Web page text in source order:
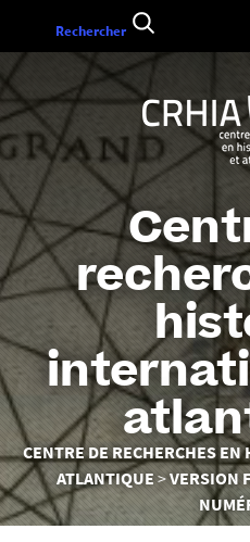
Vous
êtes
ici :
CENTRE DE RECHERCHES
ATLANTIQUE
VERSION
Rechercher